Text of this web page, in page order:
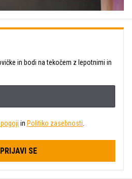
in bodi na tekočem z lepotnimi in
in Politiko zasebnosti.
PRIJAVI SE